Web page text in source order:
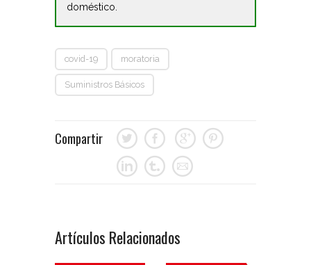
doméstico.
covid-19 moratoria
Suministros Básicos
Compartir
Artículos Relacionados